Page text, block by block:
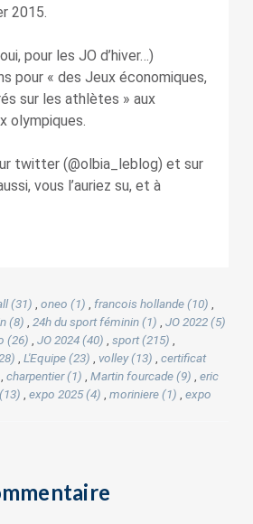
2015.
pour les JO d’hiver…)
pour « des Jeux économiques,
sur les athlètes » aux
olympiques.
twitter (@olbia_leblog) et sur
vous l’auriez su, et à
(31) oneo (1) francois hollande (10)
(8) 24h du sport féminin (1)
JO 2022 (5)
(26) JO 2024 (40) sport (215)
L'Equipe (23) volley (13)
certificat
charpentier (1) Martin fourcade (9)
eric
expo 2025 (4) moriniere (1)
expo